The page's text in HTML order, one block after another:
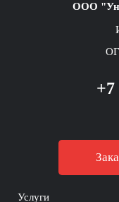
Услуги
ООО
+7